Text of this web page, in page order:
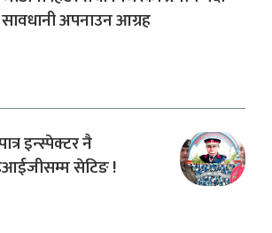
सावधानी अपनाउन आग्रह
इन्स्पेक्टर नै
सेटिङ !